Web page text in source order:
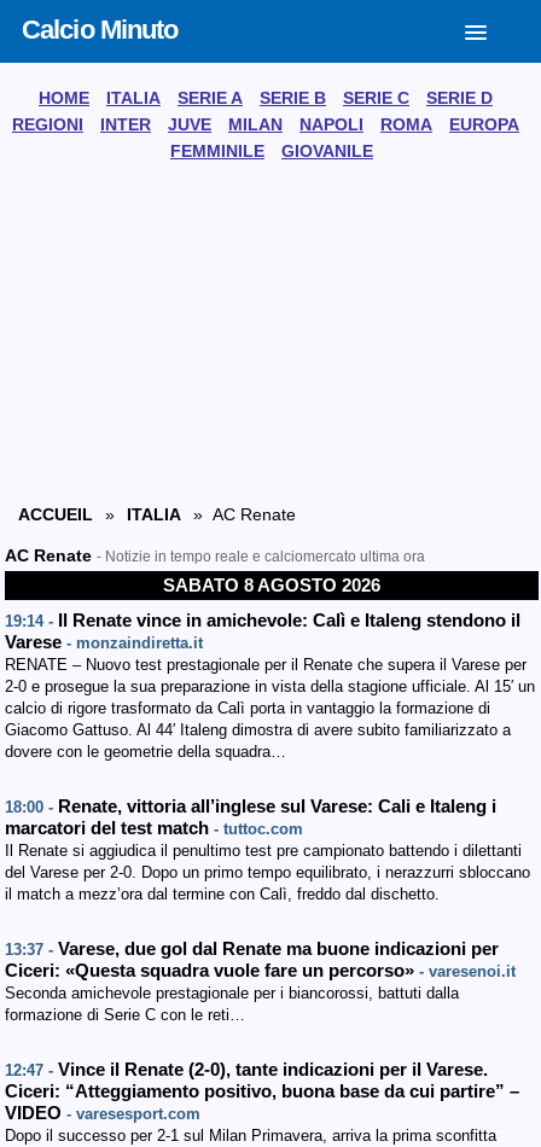
Calcio Minuto
HOME ITALIA SERIE A SERIE B SERIE C
SERIE D
REGIONI
INTER JUVE MILAN NAPOLI ROMA
EUROPA
FEMMINILE
GIOVANILE
ACCUEIL » ITALIA » AC Renate
AC Renate - Notizie in tempo reale e calciomercato ultima ora
SABATO 8 AGOSTO 2026
19:14 -
Il Renate vince in amichevole: Calì e Italeng stendono il
Varese - monzaindiretta.it
RENATE – Nuovo test prestagionale per il Renate che supera il Varese per
2-0 e prosegue la sua preparazione in vista della stagione ufficiale. Al 15′ un
calcio di rigore trasformato da Calì porta in vantaggio la formazione di
Giacomo Gattuso. Al 44′ Italeng dimostra di avere subito familiarizzato a
dovere con le geometrie della squadra…
18:00 - Renate, vittoria all’inglese sul Varese: Cali e Italeng i
marcatori del test match - tuttoc.com
Il Renate si aggiudica il penultimo test pre campionato battendo i dilettanti
del Varese per 2-0. Dopo un primo tempo equilibrato, i nerazzurri sbloccano
il match a mezz’ora dal termine con Calì, freddo dal dischetto.
13:37 - Varese, due gol dal Renate ma buone indicazioni per
Ciceri: «Questa squadra vuole fare un percorso» - varesenoi.it
Seconda amichevole prestagionale per i biancorossi, battuti dalla
formazione di Serie C con le reti…
12:47 - Vince il Renate (2-0), tante indicazioni per il Varese.
Ciceri: “Atteggiamento positivo, buona base da cui partire” –
VIDEO - varesesport.com
Dopo il successo per 2-1 sul Milan Primavera, arriva la prima sconfitta